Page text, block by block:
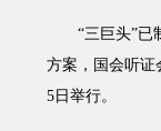
“三巨头”已
方案，国会听证
5日举行。